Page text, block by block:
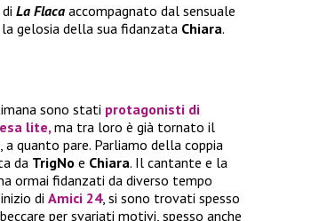
La Flaca accompagnato dal sensuale
gelosia della sua fidanzata Chiara.
sono stati protagonisti di
lite,ma tra loro è già tornato il
a quanto pare. Parliamo della coppia
da TrigNo e Chiara. Il cantante e la
ormai fidanzati da diverso tempo
di Amici 24, si sono trovati spesso
per svariati motivi, spesso anche